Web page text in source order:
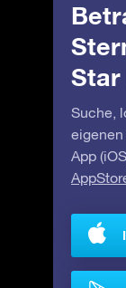
Star
Suche,
eigenen
App